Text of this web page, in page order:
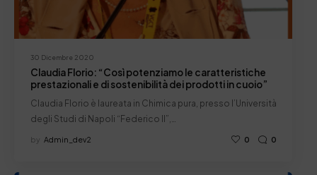
30 Dicembre 2020
Claudia Florio: “Così potenziamo le caratteristiche
prestazionali e di sostenibilità dei prodotti in cuoio”
Claudia Florio è laureata in Chimica pura, presso l’Università
degli Studi di Napoli “Federico II”,…
by Admin_dev2 0 0